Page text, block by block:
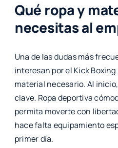
Qué ropa y
necesitas al
Una de las dudas más
interesan por el Kick
material necesario. Al
clave. Ropa deportiva
permita moverte con
hace falta equipamiento
primer día.